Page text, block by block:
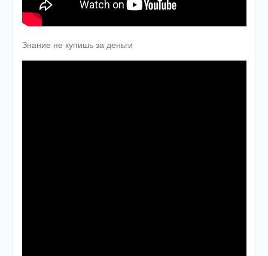
Знание не купишь за деньги